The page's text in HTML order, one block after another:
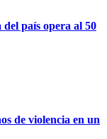
país opera al 50
de violencia en un